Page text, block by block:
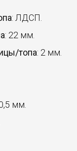
: ЛДСП.
: 22 мм.
топа: 2 мм.
мм.